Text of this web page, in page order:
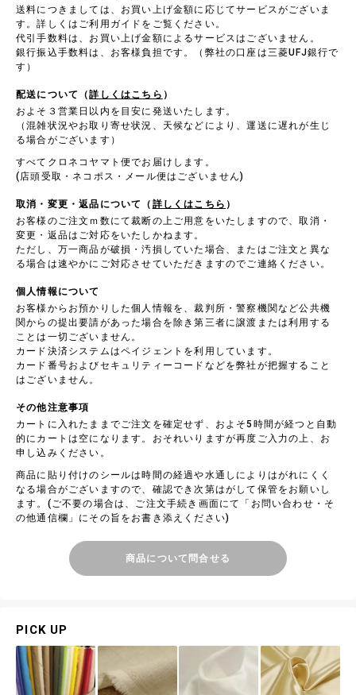
送料につきましては、お買い上げ金額に応じてサービスがございま
す。詳しくはご利用ガイドをご覧ください。
代引手数料は、お買い上げ金額によるサービスはございません。
銀行振込手数料は、お客様負担です。（弊社の口座は三菱UFJ銀行で
す）
配送について（詳しくはこちら ）
およそ３営業日以内を目安に発送いたします。
（混雑状況やお取り寄せ状況、天候などにより、運送に遅れが生じ
る場合がございます）
すべてクロネコヤマト便でお届けします。
(店頭受取・ネコポス・メール便はございません)
取消・変更・返品について（ 詳しくはこちら ）
お客様のご注文ｍ数にて裁断の上ご用意をいたしますので、取消・
変更・返品はご対応をいたしかねます。
ただし、万一商品が破損・汚損していた場合、またはご注文と異な
る場合は速やかにご対応させていただきますのでご連絡ください。
個人情報について
お客様からお預かりした個人情報を、裁判所・警察機関など公共機
関からの提出要請があった場合を除き第三者に譲渡または利用する
ことは一切ございません。
カード決済システムはペイジェントを利用しています。
カード番号およびセキュリティーコードなどを弊社が把握すること
はございません。
その他注意事項
カートに入れたままでご注文を確定せず、およそ5時間が経つと自動
的にカートは空になります。おそれいりますが再度ご入力の上、お
申し込みください。
商品に貼り付けのシールは時間の経過や水通しによりはがれにくく
なる場合がございますので、確認でき次第はがして保管をお願いし
ます。(ご不要の場合は、ご注文手続き画面にて「お問い合わせ・そ
の他通信欄」にその旨をお書き添えください)
商品について問合せる
PICK UP